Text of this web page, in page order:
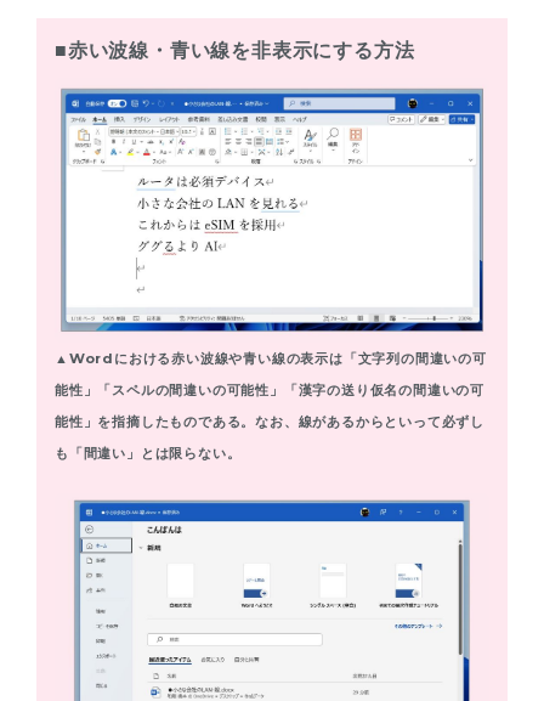
■赤い波線・青い線を非表示にする方法
▲Wordにおける赤い波線や青い線の表示は「文字列の間違いの可
能性」「スペルの間違いの可能性」「漢字の送り仮名の間違いの可
能性」を指摘したものである。なお、線があるからといって必ずし
も「間違い」とは限らない。